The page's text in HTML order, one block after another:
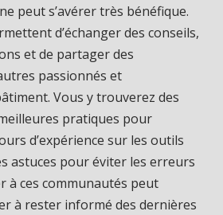
peut s’avérer très bénéfique.
d’échanger des conseils,
et de partager des
passionnés et
Vous y trouverez des
pratiques pour
d’expérience sur les outils
astuces pour éviter les erreurs
à ces communautés peut
à rester informé des dernières